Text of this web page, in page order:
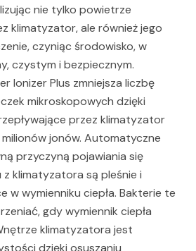
nie tylko powietrze
klimatyzator, ale również jego
czyniąc środowisko, w
czystym i bezpiecznym.
Ionizer Plus zmniejsza liczbę
mikroskopowych dzięki
przez klimatyzator
jonów. Automatyczne
przyczyną pojawiania się
klimatyzatora są pleśnie i
w wymienniku ciepła. Bakterie te
gdy wymiennik ciepła
klimatyzatora jest